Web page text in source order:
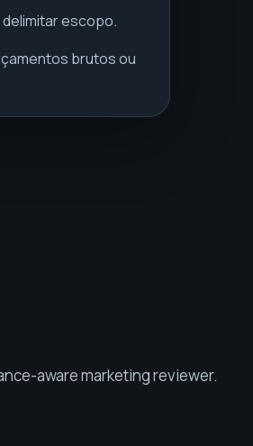
escopo.
brutos ou
aware marketing reviewer.